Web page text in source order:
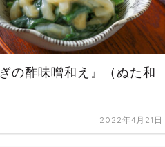
の酢味噌和え』（ぬた和
2022年4月21日